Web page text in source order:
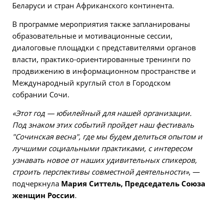
Беларуси и стран Африканского континента.
В программе мероприятия также запланированы
образовательные и мотивационные сессии,
диалоговые площадки с представителями органов
власти, практико-ориентированные тренинги по
продвижению в информационном пространстве и
Международный круглый стол в Городском
собрании Сочи.
«Этот год — юбилейный для нашей организации.
Под знаком этих событий пройдет наш фестиваль
"Сочинская весна", где мы будем делиться опытом и
лучшими социальными практиками, с интересом
узнавать новое от наших удивительных спикеров,
строить перспективы совместной деятельности», —
подчеркнула Мария Ситтель, Председатель Союза
женщин России.